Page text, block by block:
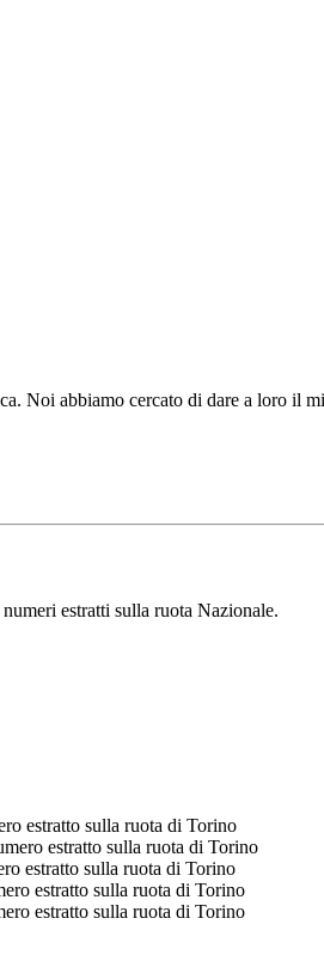
Noi abbiamo cercato di dare a loro il
estratti sulla ruota Nazionale.
estratto sulla ruota di Torino
estratto sulla ruota di Torino
estratto sulla ruota di Torino
estratto sulla ruota di Torino
estratto sulla ruota di Torino